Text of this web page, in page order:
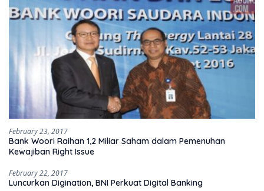
February 23, 2017
Bank Woori Raihan 1,2 Miliar Saham dalam Pemenuhan
Kewajiban Right Issue
February 22, 2017
Luncurkan Digination, BNI Perkuat Digital Banking